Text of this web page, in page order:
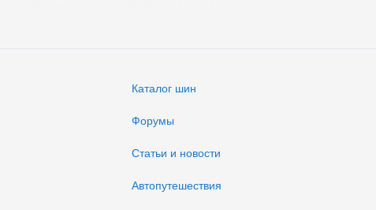
Каталог шин
Форумы
Статьи и новости
Автопутешествия